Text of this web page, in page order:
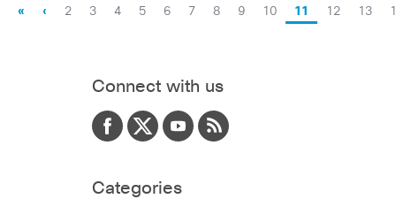
« ‹ 2 3 4 5 6 7 8 9 10 11 12 13
Connect with us
Categories